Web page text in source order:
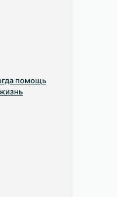
помощь